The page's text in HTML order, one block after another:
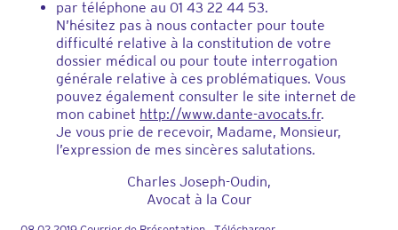
par téléphone au 01 43 22 44 53.
N’hésitez pas à nous contacter pour toute
difficulté relative à la constitution de votre
dossier médical ou pour toute interrogation
générale relative à ces problématiques. Vous
pouvez également consulter le site internet de
mon cabinet http://www.dante-avocats.fr.
Je vous prie de recevoir, Madame, Monsieur,
l’expression de mes sincères salutations.
Charles Joseph-Oudin,
Avocat à la Cour